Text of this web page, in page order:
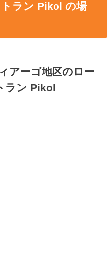
ラン Pikol の場
アーゴ地区のロー
ラン Pikol